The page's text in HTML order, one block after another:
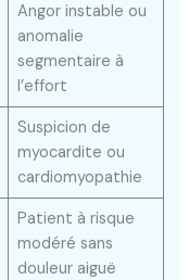
Angor instable ou
anomalie
segmentaire à
l’effort
Suspicion de
myocardite ou
cardiomyopathie
Patient à risque
modéré sans
douleur aiguë